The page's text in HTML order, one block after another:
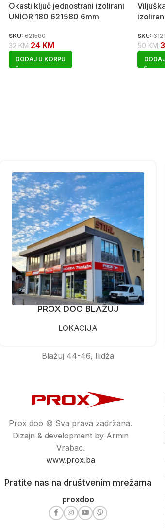
Okasti ključ jednostrani izolirani
UNIOR 180 621580 6mm
SKU: 621580
32KM 24 KM
DODAJ U KORPU
SKU:
50KM
PROX DOO BLAŽUJ
LOKACIJA
Blažuj 44-46, Ilidža
Prox doo © Sva prava zadržana.
Dizajn & development by Armin
Vrabac.
www.prox.ba
Pratite nas na društvenim mrežama
proxdoo